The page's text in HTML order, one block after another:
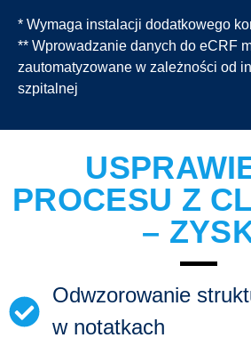
* Wymaga instalacji dodatkowego
** Wprowadzanie danych do eCRF
zautomatyzowane w zależności od
szpitalnej
PROCESU Z
–
Odwzorowanie
w notatkach